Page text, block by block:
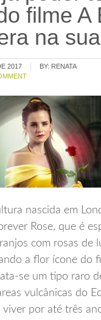
filme A
na
2017 BY: RENATA
nascida em
Rose, que é
com rosas de
a flor ícone do
se um tipo raro
vulcânicas do
viver por até três